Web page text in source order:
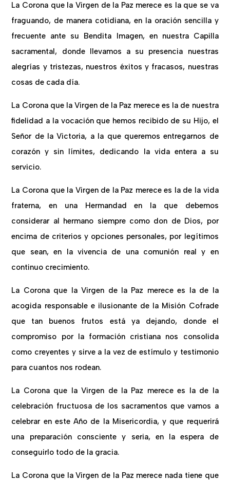
La Corona que la Virgen de la Paz merece es la que se va
fraguando, de manera cotidiana, en la oración sencilla y
frecuente ante su Bendita Imagen, en nuestra Capilla
sacramental, donde llevamos a su presencia nuestras
alegrías y tristezas, nuestros éxitos y fracasos, nuestras
cosas de cada día.
La Corona que la Virgen de la Paz merece es la de nuestra
fidelidad a la vocación que hemos recibido de su Hijo, el
Señor de la Victoria, a la que queremos entregarnos de
corazón y sin límites, dedicando la vida entera a su
servicio.
La Corona que la Virgen de la Paz merece es la de la vida
fraterna, en una Hermandad en la que debemos
considerar al hermano siempre como don de Dios, por
encima de criterios y opciones personales, por legítimos
que sean, en la vivencia de una comunión real y en
continuo crecimiento.
La Corona que la Virgen de la Paz merece es la de la
acogida responsable e ilusionante de la Misión Cofrade
que tan buenos frutos está ya dejando, donde el
compromiso por la formación cristiana nos consolida
como creyentes y sirve a la vez de estímulo y testimonio
para cuantos nos rodean.
La Corona que la Virgen de la Paz merece es la de la
celebración fructuosa de los sacramentos que vamos a
celebrar en este Año de la Misericordia, y que requerirá
una preparación consciente y seria, en la espera de
conseguirlo todo de la gracia.
La Corona que la Virgen de la Paz merece nada tiene que